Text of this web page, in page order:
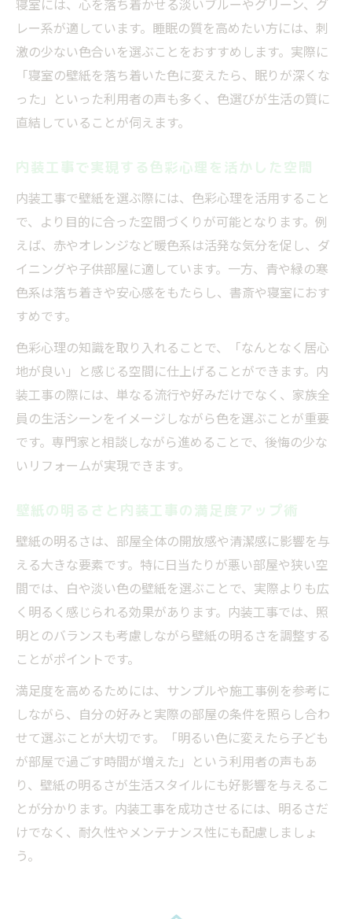
寝室には、心を落ち着かせる淡いブルーやグリーン、グ
レー系が適しています。睡眠の質を高めたい方には、刺
激の少ない色合いを選ぶことをおすすめします。実際に
「寝室の壁紙を落ち着いた色に変えたら、眠りが深くな
った」といった利用者の声も多く、色選びが生活の質に
直結していることが伺えます。
内装工事で実現する色彩心理を活かした空間
内装工事で壁紙を選ぶ際には、色彩心理を活用すること
で、より目的に合った空間づくりが可能となります。例
えば、赤やオレンジなど暖色系は活発な気分を促し、ダ
イニングや子供部屋に適しています。一方、青や緑の寒
色系は落ち着きや安心感をもたらし、書斎や寝室におす
すめです。
色彩心理の知識を取り入れることで、「なんとなく居心
地が良い」と感じる空間に仕上げることができます。内
装工事の際には、単なる流行や好みだけでなく、家族全
員の生活シーンをイメージしながら色を選ぶことが重要
です。専門家と相談しながら進めることで、後悔の少な
いリフォームが実現できます。
壁紙の明るさと内装工事の満足度アップ術
壁紙の明るさは、部屋全体の開放感や清潔感に影響を与
える大きな要素です。特に日当たりが悪い部屋や狭い空
間では、白や淡い色の壁紙を選ぶことで、実際よりも広
く明るく感じられる効果があります。内装工事では、照
明とのバランスも考慮しながら壁紙の明るさを調整する
ことがポイントです。
満足度を高めるためには、サンプルや施工事例を参考に
しながら、自分の好みと実際の部屋の条件を照らし合わ
せて選ぶことが大切です。「明るい色に変えたら子ども
が部屋で過ごす時間が増えた」という利用者の声もあ
り、壁紙の明るさが生活スタイルにも好影響を与えるこ
とが分かります。内装工事を成功させるには、明るさだ
けでなく、耐久性やメンテナンス性にも配慮しましょ
う。